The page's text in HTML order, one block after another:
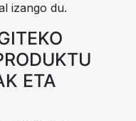
izango du.
ETA